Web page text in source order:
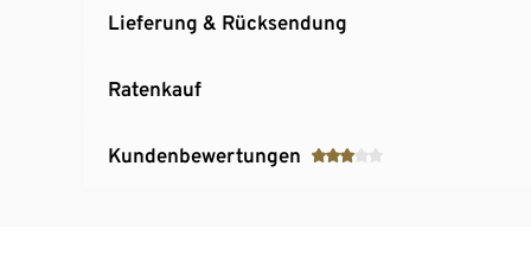
Lieferung & Rücksendung
Ratenkauf
Kundenbewertungen